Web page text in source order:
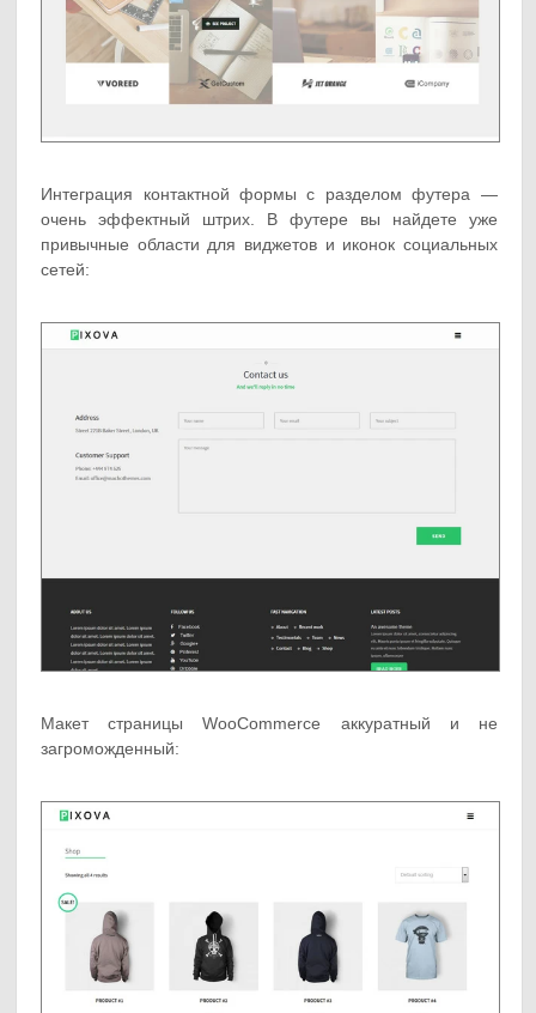
Интеграция контактной формы с разделом футера —
очень эффектный штрих. В футере вы найдете уже
привычные области для виджетов и иконок социальных
сетей:
Макет страницы WooCommerce аккуратный и не
загроможденный: